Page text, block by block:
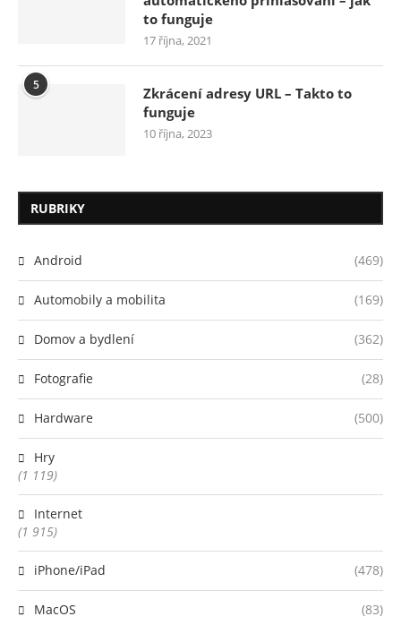
to funguje
17 října, 2021
5
Zkrácení adresy URL – Takto to
funguje
10 října, 2023
RUBRIKY
Android (469)
Automobily a mobilita (169)
Domov a bydlení (362)
Fotografie (28)
Hardware (500)
Hry
(1 119)
Internet
(1 915)
iPhone/iPad (478)
MacOS (83)